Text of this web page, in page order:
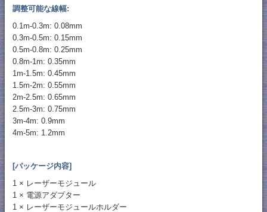
調整可能な線幅:
0.1m-0.3m: 0.08mm
0.3m-0.5m: 0.15mm
0.5m-0.8m: 0.25mm
0.8m-1m: 0.35mm
1m-1.5m: 0.45mm
1.5m-2m: 0.55mm
2m-2.5m: 0.65mm
2.5m-3m: 0.75mm
3m-4m: 0.9mm
4m-5m: 1.2mm
[パッケージ内容]
1 × レーザーモジュール
1 × 電源アダプター
1 × レーザーモジュールホルダー